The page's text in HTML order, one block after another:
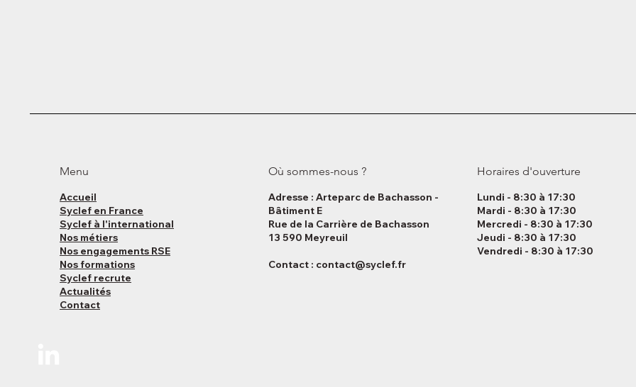
Menu
Accueil
Syclef en France
Syclef à l'international
Nos métiers
Nos engagements RSE
Nos formations
Syclef recrute
Actualités
Contact
Où sommes-nous ?
Adresse : Arteparc de Bachasson -
Bâtiment E
Rue de la Carrière de Bachasson
13 590 Meyreuil
Contact : contact@syclef.fr
Horaires d'ouverture
Lundi - 8:30 à 17:30
Mardi - 8:30 à 17:30
Mercredi - 8:30 à 17:30
Jeudi - 8:30 à 17:30
Vendredi - 8:30 à 17:30